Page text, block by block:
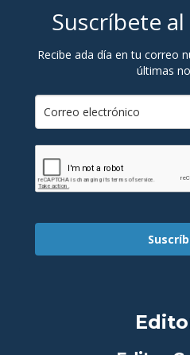
Suscríbete
Recibe ada día en tu correo
últimas